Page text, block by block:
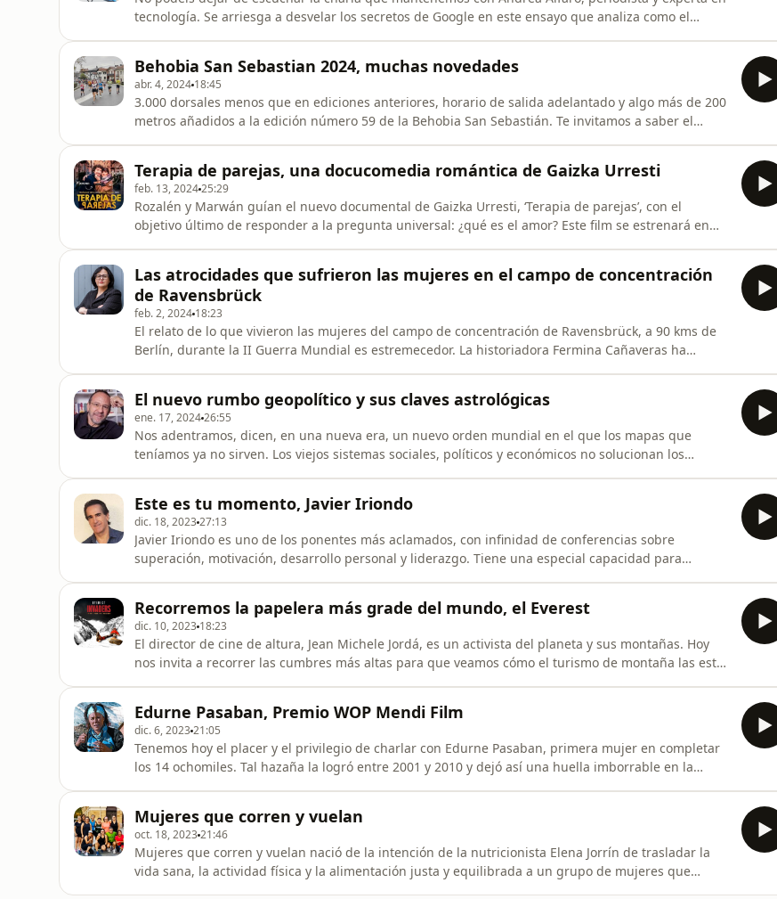
tecnología. Se arriesga a desvelar los secretos de Google en este ensayo que analiza como el
reflexiona sobre el uso de
Behobia San Sebastian 2024, muchas novedades
abr. 4, 2024 18:45
3.000 dorsales menos que en ediciones anteriores, horario de salida adelantado y algo más de 200
metros añadidos a la edición número 59 de la Behobia San Sebastián. Te invitamos a saber el
Etxeberria. Se cel
Terapia de parejas, una docucomedia romántica de Gaizka Urresti
feb. 13, 202425:29
Rozalén y Marwán guían el nuevo documental de Gaizka Urresti, ‘Terapia de parejas’, con el
objetivo último de responder a la pregunta universal: ¿qué es el amor? Este film se estrenará en
durante seis meses para volv
Las atrocidades que sufrieron las mujeres en el campo de concentración
de Ravensbrück
feb. 2, 2024 18:23
El relato de lo que vivieron las mujeres del campo de concentración de Ravensbrück, a 90 kms de
Berlín, durante la II Guerra Mundial es estremecedor. La historiadora Fermina Cañaveras ha
sometió a las mayo
El nuevo rumbo geopolítico y sus claves astrológicas
ene. 17, 202426:55
Nos adentramos, dicen, en una nueva era, un nuevo orden mundial en el que los mapas que
teníamos ya no sirven. Los viejos sistemas sociales, políticos y económicos no solucionan los
charla las claves astrológic
Este es tu momento, Javier Iriondo
dic. 18, 202327:13
Javier Iriondo es uno de los ponentes más aclamados, con infinidad de conferencias sobre
superación, motivación, desarrollo personal y liderazgo. Tiene una especial capacidad para
palabras y sus enseñanzas. Nos l
Recorremos la papelera más grade del mundo, el Everest
dic. 10, 2023 18:23
El director de cine de altura, Jean Michele Jordá, es un activista del planeta y sus montañas. Hoy
nos invita a recorrer las cumbres más altas para que veamos cómo el turismo de montaña las está
querer llegar
Edurne Pasaban, Premio WOP Mendi Film
dic. 6, 202321:05
Tenemos hoy el placer y el privilegio de charlar con Edurne Pasaban, primera mujer en completar
los 14 ochomiles. Tal hazaña la logró entre 2001 y 2010 y dejó así una huella imborrable en la
Himalayas donde trabaja pa
Mujeres que corren y vuelan
oct. 18, 202321:46
Mujeres que corren y vuelan nació de la intención de la nutricionista Elena Jorrín de trasladar la
vida sana, la actividad física y la alimentación justa y equilibrada a un grupo de mujeres que